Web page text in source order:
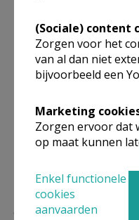
Deel dit artikel
Lees meer
(Sociale) content
Zorgen voor het
van al dan niet
bijvoorbeeld een
Marketing
Zorgen ervoor dat
op maat kunnen
Enkel functionele
cookies
aanvaarden